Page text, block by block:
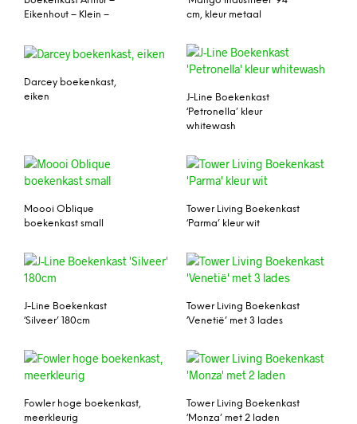
Eikenhout – Klein –
cm, kleur metaal
Darcey boekenkast,
eiken
J-Line Boekenkast
‘Petronella’ kleur
whitewash
Moooi Oblique
boekenkast small
Tower Living Boekenkast
‘Parma’ kleur wit
J-Line Boekenkast
‘Silveer’ 180cm
Tower Living Boekenkast
‘Venetië’ met 3 lades
Fowler hoge boekenkast,
meerkleurig
Tower Living Boekenkast
‘Monza’ met 2 laden